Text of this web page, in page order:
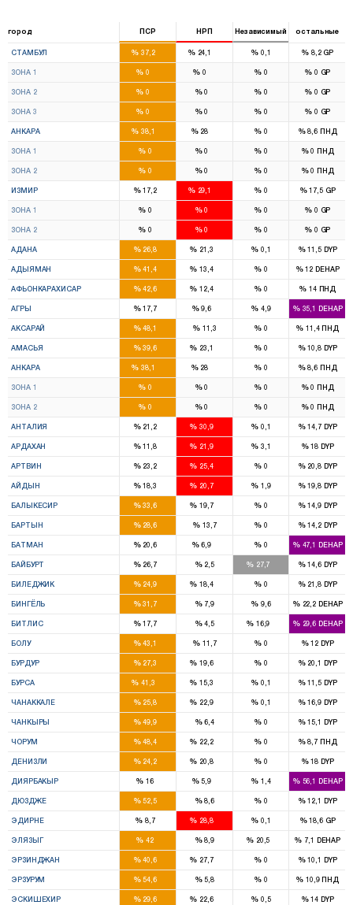
город ПСР НРП Независимый остальные
СТАМБУЛ % 37,2
43
%24,1
27
% 0,1 %8,2 GP
ЗОНА 1 % 0 % 0 % 0 %0 GP
ЗОНА 2 % 0 %0 % 0 %0 GP
ЗОНА 3 % 0 %0 % 0 %0 GP
АНКАРА % 38,1 %28 % 0 %8,6ПНД
ЗОНА 1 %0 %0 % 0 %0ПНД
ЗОНА 2 %0 %0 % 0 %0ПНД
ИЗМИР %17,2 %29,1 % 0 %17,5 GP
ЗОНА 1 %0 %0 % 0 %0 GP
ЗОНА 2 %0 %0 % 0 %0 GP
АДАНА %26,8 % 21,3 % 0,1 %11,5 DYP
АДЫЯМАН %41,4 % 13,4 % 0 %12DEHAP
АФЬОНКАРАХИСАР %42,6 % 12,4 % 0 %14 ПНД
АГРЫ %17,7 %9,6 % 4,9 %35,1DEHAP
АКСАРАЙ %48,1 % 11,3 % 0 % 11,4ПНД
АМАСЬЯ %39,6 % 23,1 % 0 %10,8 DYP
АНКАРА % 38,1 %28 % 0 %8,6ПНД
ЗОНА 1 %0 %0 % 0 %0ПНД
ЗОНА 2 %0 %0 % 0 %0ПНД
АНТАЛИЯ %21,2 % 30,9 % 0,1 %14,7 DYP
АРДАХАН %11,8 % 21,9 % 3,1 %18DYP
АРТВИН %23,2 % 25,4 % 0 %20,8 DYP
АЙДЫН %18,3 % 20,7 % 1,9 %19,8 DYP
БАЛЫКЕСИР %33,6 % 19,7 % 0 %14,9 DYP
БАРТЫН %28,6 % 13,7 % 0 %14,2 DYP
БАТМАН %20,6 %6,9 % 0 %47,1DEHAP
БАЙБУРТ %26,7 %2,5 %27,7 %14,6 DYP
БИЛЕДЖИК %24,9 % 18,4 % 0 %21,8 DYP
БИНГЁЛЬ %31,7 %7,9 % 9,6 %22,2DEHAP
БИТЛИС %17,7 %4,5 %16,9 %29,6DEHAP
БОЛУ %43,1 % 11,7 % 0 %12DYP
БУРДУР %27,3 % 19,6 % 0 %20,1 DYP
БУРСА % 41,3 % 15,3 % 0,1 %11,5 DYP
ЧАНАККАЛЕ %25,8 % 22,9 % 0,1 %16,9 DYP
ЧАНКЫРЫ %49,9 %6,4 % 0 %15,1 DYP
ЧОРУМ %48,4 % 22,2 % 0 %8,7ПНД
ДЕНИЗЛИ %24,2 % 20,8 % 0 %18DYP
ДИЯРБАКЫР % 16 %5,9 % 1,4 %56,1DEHAP
ДЮЗДЖЕ %52,5 %8,6 % 0 %12,1 DYP
ЭДИРНЕ %8,7 % 28,8 % 0,1 %18,6 GP
ЭЛЯЗЫГ % 42 %8,9 %20,5 % 7,1 DEHAP
ЭРЗИНДЖАН %40,6 % 27,7 % 0 %10,1 DYP
ЭРЗУРУМ %54,6 %5,8 % 0 % 10,9ПНД
ЭСКИШЕХИР %29,6 % 22,6 % 0,5 %14DYP